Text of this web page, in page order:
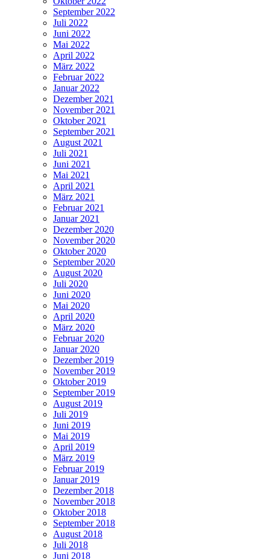
September 2022
Juli 2022
Juni 2022
Mai 2022
April 2022
März 2022
Februar 2022
Januar 2022
Dezember 2021
November 2021
Oktober 2021
September 2021
August 2021
Juli 2021
Juni 2021
Mai 2021
April 2021
März 2021
Februar 2021
Januar 2021
Dezember 2020
November 2020
Oktober 2020
September 2020
August 2020
Juli 2020
Juni 2020
Mai 2020
April 2020
März 2020
Februar 2020
Januar 2020
Dezember 2019
November 2019
Oktober 2019
September 2019
August 2019
Juli 2019
Juni 2019
Mai 2019
April 2019
März 2019
Februar 2019
Januar 2019
Dezember 2018
November 2018
Oktober 2018
September 2018
August 2018
Juli 2018
Juni 2018